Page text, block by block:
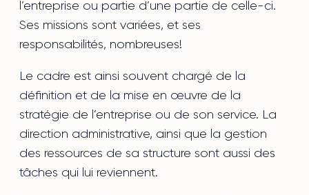
l’entreprise ou partie d’une partie de celle-ci.
Ses missions sont variées, et ses
responsabilités, nombreuses!
Le cadre est ainsi souvent chargé de la
définition et de la mise en œuvre de la
stratégie de l’entreprise ou de son service. La
direction administrative, ainsi que la gestion
des ressources de sa structure sont aussi des
tâches qui lui reviennent.